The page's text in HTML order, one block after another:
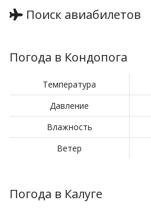
Поиск авиабилетов
Погода в Кондопога
Температура
Давление
Влажность
Ветер
Погода в Калуге